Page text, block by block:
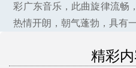
彩广东音乐，此曲旋律流畅
热情开朗，朝气蓬勃，具有
精彩